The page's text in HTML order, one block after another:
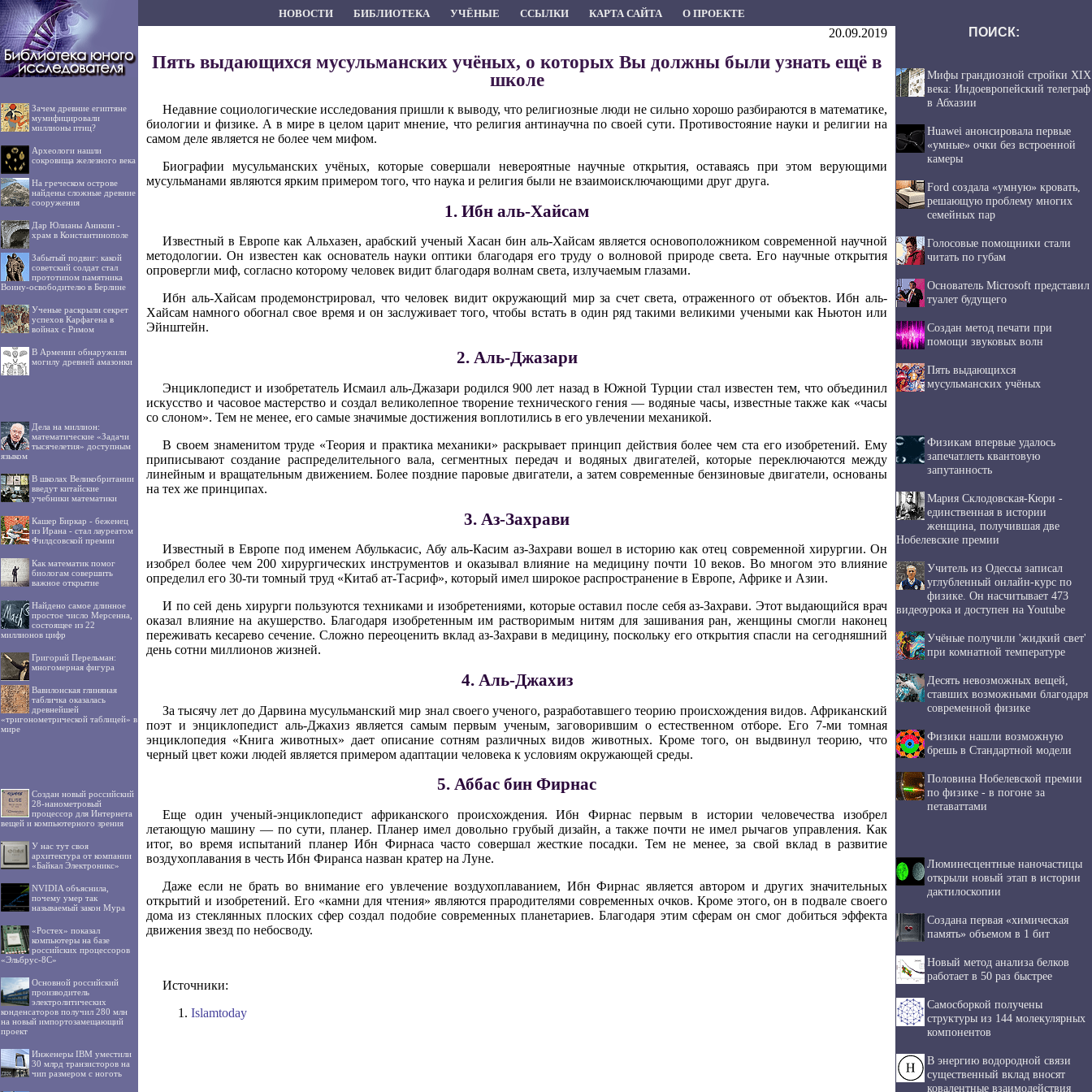
НОВОСТИ БИБЛИОТЕКА УЧЁНЫЕ ССЫЛКИ КАРТА САЙТА О ПРОЕКТЕ
Зачем древние египтяне
мумифицировали
миллионы птиц?
Археологи нашли
сокровища железного века
На греческом острове
найдены сложные древние
сооружения
Дар Юлианы Аникии -
храм в Константинополе
Забытый подвиг: какой
советский солдат стал
прототипом памятника
Воину-освободителю в Берлине
Ученые раскрыли секрет
успехов Карфагена в
войнах с Римом
В Армении обнаружили
могилу древней амазонки
Дела на миллион:
математические «Задачи
тысячелетия» доступным
языком
В школах Великобритании
введут китайские
учебники математики
Кашер Биркар - беженец
из Ирана - стал лауреатом
Филдсовской премии
Как математик помог
биологам совершить
важное открытие
Найдено самое длинное
простое число Мерсенна,
состоящее из 22
миллионов цифр
Григорий Перельман:
многомерная фигура
Вавилонская глиняная
табличка оказалась
древнейшей
«тригонометрической таблицей» в
мире
Создан новый российский
28-нанометровый
процессор для Интернета
вещей и компьютерного зрения
У нас тут своя
архитектура от компании
«Байкал Электроникс»
NVIDIA объяснила,
почему умер так
называемый закон Мура
«Ростех» показал
компьютеры на базе
российских процессоров
«Эльбрус-8С»
Основной российский
производитель
электролитических
конденсаторов получил 280 млн
на новый импортозамещающий
проект
Инженеры IBM уместили
30 млрд транзисторов на
чип размером с ноготь
20.09.2019
Пять выдающихся мусульманских учёных, о которых Вы должны были узнать ещё в
школе
Недавние социологические исследования пришли к выводу, что религиозные люди не сильно хорошо разбираются в математике,
биологии и физике. А в мире в целом царит мнение, что религия антинаучна по своей сути. Противостояние науки и религии на
самом деле является не более чем мифом.
Биографии мусульманских учёных, которые совершали невероятные научные открытия, оставаясь при этом верующими
мусульманами являются ярким примером того, что наука и религия были не взаимоисключающими друг друга.
1. Ибн аль-Хайсам
Известный в Европе как Альхазен, арабский ученый Хасан бин аль-Хайсам является основоположником современной научной
методологии. Он известен как основатель науки оптики благодаря его труду о волновой природе света. Его научные открытия
опровергли миф, согласно которому человек видит благодаря волнам света, излучаемым глазами.
Ибн аль-Хайсам продемонстрировал, что человек видит окружающий мир за счет света, отраженного от объектов. Ибн аль-
Хайсам намного обогнал свое время и он заслуживает того, чтобы встать в один ряд такими великими учеными как Ньютон или
Эйнштейн.
2. Аль-Джазари
Энциклопедист и изобретатель Исмаил аль-Джазари родился 900 лет назад в Южной Турции стал известен тем, что объединил
искусство и часовое мастерство и создал великолепное творение технического гения — водяные часы, известные также как «часы
со слоном». Тем не менее, его самые значимые достижения воплотились в его увлечении механикой.
В своем знаменитом труде «Теория и практика механики» раскрывает принцип действия более чем ста его изобретений. Ему
приписывают создание распределительного вала, сегментных передач и водяных двигателей, которые переключаются между
линейным и вращательным движением. Более поздние паровые двигатели, а затем современные бензиновые двигатели, основаны
на тех же принципах.
3. Аз-Захрави
Известный в Европе под именем Абулькасис, Абу аль-Касим аз-Захрави вошел в историю как отец современной хирургии. Он
изобрел более чем 200 хирургических инструментов и оказывал влияние на медицину почти 10 веков. Во многом это влияние
определил его 30-ти томный труд «Китаб ат-Тасриф», который имел широкое распространение в Европе, Африке и Азии.
И по сей день хирурги пользуются техниками и изобретениями, которые оставил после себя аз-Захрави. Этот выдающийся врач
оказал влияние на акушерство. Благодаря изобретенным им растворимым нитям для зашивания ран, женщины смогли наконец
переживать кесарево сечение. Сложно переоценить вклад аз-Захрави в медицину, поскольку его открытия спасли на сегодняшний
день сотни миллионов жизней.
4. Аль-Джахиз
За тысячу лет до Дарвина мусульманский мир знал своего ученого, разработавшего теорию происхождения видов. Африканский
поэт и энциклопедист аль-Джахиз является самым первым ученым, заговорившим о естественном отборе. Его 7-ми томная
энциклопедия «Книга животных» дает описание сотням различных видов животных. Кроме того, он выдвинул теорию, что
черный цвет кожи людей является примером адаптации человека к условиям окружающей среды.
5. Аббас бин Фирнас
Еще один ученый-энциклопедист африканского происхождения. Ибн Фирнас первым в истории человечества изобрел
летающую машину — по сути, планер. Планер имел довольно грубый дизайн, а также почти не имел рычагов управления. Как
итог, во время испытаний планер Ибн Фирнаса часто совершал жесткие посадки. Тем не менее, за свой вклад в развитие
воздухоплавания в честь Ибн Фиранса назван кратер на Луне.
Даже если не брать во внимание его увлечение воздухоплаванием, Ибн Фирнас является автором и других значительных
открытий и изобретений. Его «камни для чтения» являются прародителями современных очков. Кроме этого, он в подвале своего
дома из стеклянных плоских сфер создал подобие современных планетариев. Благодаря этим сферам он смог добиться эффекта
движения звезд по небосводу.
Источники:
Islamtoday
ПОИСК:
Мифы грандиозной стройки XIX
века: Индоевропейский телеграф
в Абхазии
Huawei анонсировала первые
«умные» очки без встроенной
камеры
Ford создала «умную» кровать,
решающую проблему многих
семейных пар
Голосовые помощники стали
читать по губам
Основатель Microsoft представил
туалет будущего
Создан метод печати при
помощи звуковых волн
Пять выдающихся
мусульманских учёных
Физикам впервые удалось
запечатлеть квантовую
запутанность
Мария Склодовская-Кюри -
единственная в истории
женщина, получившая две
Нобелевские премии
Учитель из Одессы записал
углубленный онлайн-курс по
физике. Он насчитывает 473
видеоурока и доступен на Youtube
Учёные получили 'жидкий свет'
при комнатной температуре
Десять невозможных вещей,
ставших возможными благодаря
современной физике
Физики нашли возможную
брешь в Стандартной модели
Половина Нобелевской премии
по физике - в погоне за
петаваттами
Люминесцентные наночастицы
открыли новый этап в истории
дактилоскопии
Создана первая «химическая
память» объемом в 1 бит
Новый метод анализа белков
работает в 50 раз быстрее
Самосборкой получены
структуры из 144 молекулярных
компонентов
В энергию водородной связи
существенный вклад вносят
ковалентные взаимодействия